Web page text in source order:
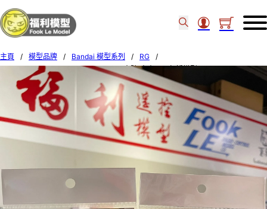
主頁 / 模型品牌 / Bandai 模型系列 / RG
/
G-rework – RG GOD GUNDAM Decal水貼(本產品不包括模型) 490420